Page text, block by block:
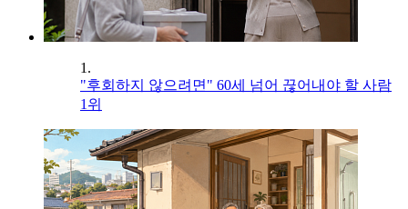
1.
"후회하지 않으려면" 60세 넘어 끊어내야 할 사람
1위